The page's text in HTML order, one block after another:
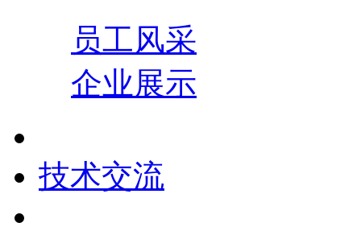
员工风采
企业展示
技术交流